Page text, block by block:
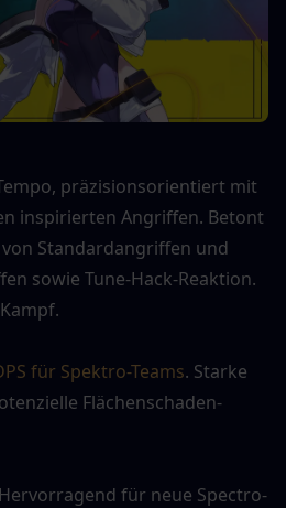
präzisionsorientiert mit
inspirierten Angriffen. Betont
Standardangriffen und
sowie Tune-Hack-Reaktion.
für Spektro-Teams. Starke
Flächenschaden-
für neue Spectro-